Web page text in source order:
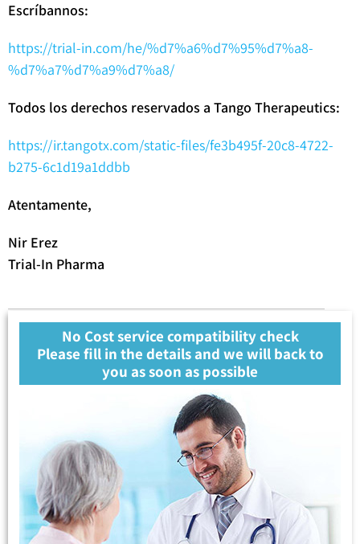
Escríbannos:
https://trial-in.com/he/%d7%a6%d7%95%d7%a8-
%d7%a7%d7%a9%d7%a8/
Todos los derechos reservados a Tango Therapeutics:
https://ir.tangotx.com/static-files/fe3b495f-20c8-4722-
b275-6c1d19a1ddbb
Atentamente,
Nir Erez
Trial-In Pharma
No Cost service compatibility check
Please fill in the details and we will back to
you as soon as possible